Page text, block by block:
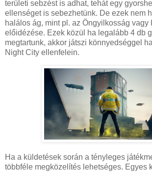
területi sebzést is adhat, tehát egy
ellenséget is sebezhetünk. De ezek nem
halálos ág, mint pl. az Öngyilkosság vagy
előidézése. Ezek közül ha legalább 4 db
megtartunk, akkor játszi könnyedséggel
Night City ellenfelein.
Ha a küldetések során a tényleges
többféle megközelítés lehetséges. Egyes